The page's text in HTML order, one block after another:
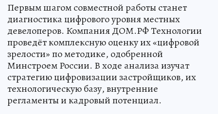
Первым шагом совместной работы станет
диагностика цифрового уровня местных
девелоперов. Компания ДОМ.РФ Технологии
проведёт комплексную оценку их «цифровой
зрелости» по методике, одобренной
Минстроем России. В ходе анализа изучат
стратегию цифровизации застройщиков, их
технологическую базу, внутренние
регламенты и кадровый потенциал.